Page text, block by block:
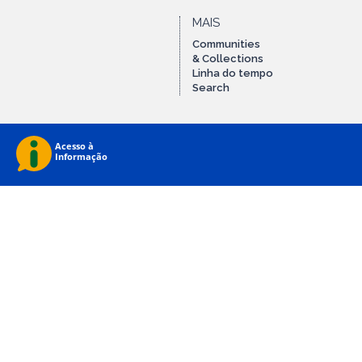
MAIS
Communities
& Collections
Linha do tempo
Search